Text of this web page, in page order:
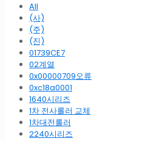
All
(사)
(주)
(진)
01739CE7
02계열
0x00000709오류
0xc18a0001
1640시리즈
1차 전사롤러 교체
1차대전롤러
2240시리즈